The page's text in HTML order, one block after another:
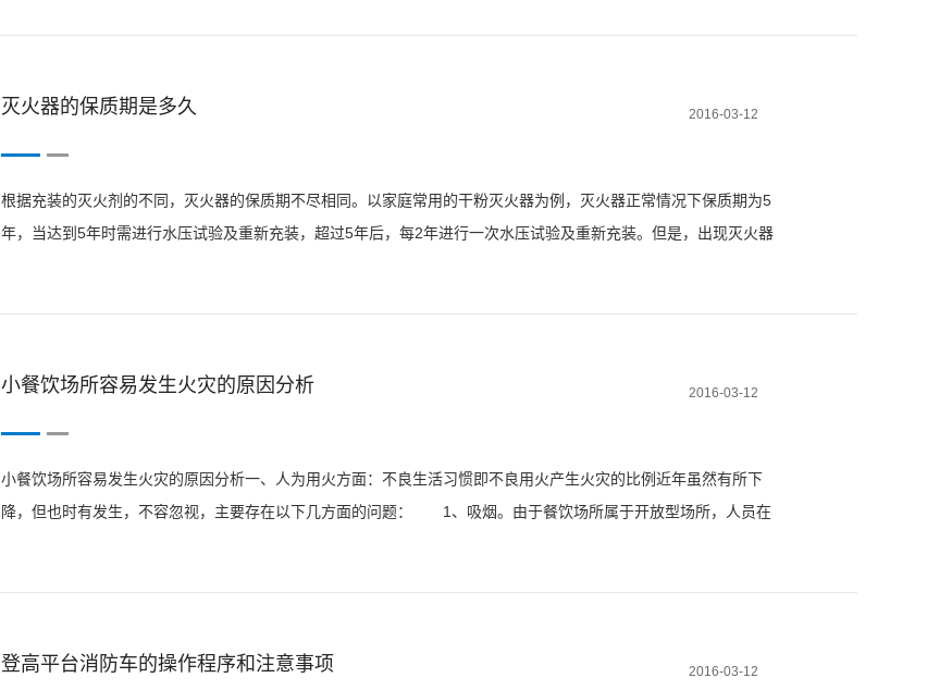
灭火器的保质期是多久 2016-03-12
根据充装的灭火剂的不同，灭火器的保质期不尽相同。以家庭常用的干粉灭火器为例，灭火器正常情况下保质期为5
年，当达到5年时需进行水压试验及重新充装，超过5年后，每2年进行一次水压试验及重新充装。但是，出现灭火器
小餐饮场所容易发生火灾的原因分析 2016-03-12
小餐饮场所容易发生火灾的原因分析一、人为用火方面：不良生活习惯即不良用火产生火灾的比例近年虽然有所下
降，但也时有发生，不容忽视，主要存在以下几方面的问题： 1、吸烟。由于餐饮场所属于开放型场所，人员在
登高平台消防车的操作程序和注意事项 2016-03-12